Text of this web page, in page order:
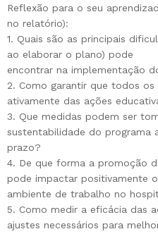
Reflexão para o seu
no relatório):
1. Quais são as principais
ao elaborar o plano) pode
encontrar na implementação
2. Como garantir que todos
ativamente das ações
3. Que medidas podem ser
sustentabilidade do programa
prazo?
4. De que forma a promoção
pode impactar positivamente o
ambiente de trabalho no
5. Como medir a eficácia das
ajustes necessários para